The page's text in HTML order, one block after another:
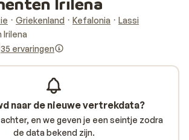
Griekenland Kefalonia
Lassi
35 ervaringen
naar de nieuwe vertrekdata?
en we geven je een seintje zodra
de data bekend zijn.